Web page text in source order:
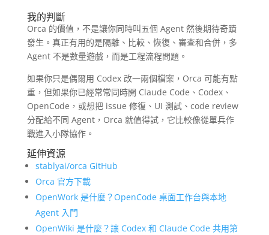
我的判斷
Orca 的價值，不是讓你同時叫五個 Agent 然後期待奇蹟
發生。真正有用的是隔離、比較、恢復、審查和合併，多
Agent 不是數量遊戲，而是工程流程問題。
如果你只是偶爾用 Codex 改一兩個檔案，Orca 可能有點
重，但如果你已經常常同時開 Claude Code、Codex、
OpenCode，或想把 issue 修復、UI 測試、code review
分配給不同 Agent，Orca 就值得試，它比較像從單兵作
戰進入小隊協作。
延伸資源
stablyai/orca GitHub
Orca 官方下載
OpenWork 是什麼？OpenCode 桌面工作台與本地
Agent 入門
OpenWiki 是什麼？讓 Codex 和 Claude Code 共用第